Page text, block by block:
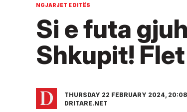
NGJARJET E DITËS
Si e futa
Shkupit!
THURSDAY 22 FEBRUARY 2024, 20:08
DRITARE.NET